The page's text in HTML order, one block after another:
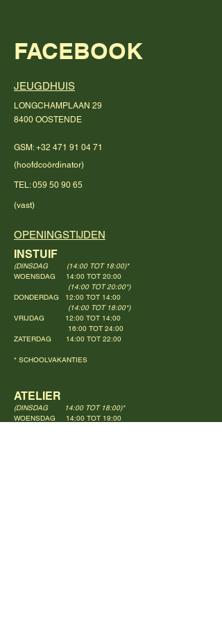
FACEBOOK
JEUGDHUIS
LONGCHAMPLAAN 29
8400 OOSTENDE
GSM:+32 471 91 04 71
(hoofdcoördinator)
TEL:059 50 90 65
(vast)
OPENINGSTIJDEN
INSTUIF
(DINSDAG (14:00 TOT 18:00)*
WOENSDAG 14:00 TOT 20:00
(14:00 TOT 20:00*)
DONDERDAG 12:00 TOT 14:00
(14:00 TOT 18:00*)
VRIJDAG 12:00 TOT 14:00
16:00 TOT 24:00
ZATERDAG 14:00 TOT 22:00
* SCHOOLVAKANTIES
ATELIER
(DINSDAG 14:00 TOT 18:00)*
WOENSDAG 14:00 TOT 19:00